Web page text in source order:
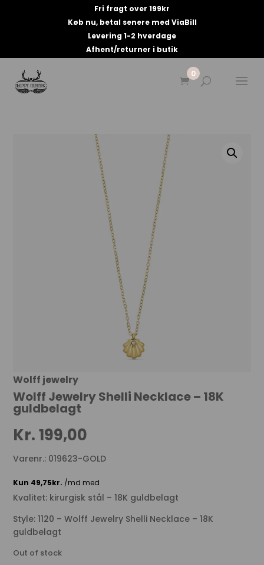
Fri fragt over 199kr
Køb nu, betal senere med ViaBill
Levering 1-2 hverdage
Afhent/returner i butik
0
Wolff jewelry
Wolff Jewelry Shelli Necklace – 18K
guldbelagt
Kr.199,00
Varenr.: 019623-GOLD
Kvalitet: kirurgisk stål – 18K guldbelagt
Style: 1120 – Wolff Jewelry Shelli Necklace – 18K
guldbelagt
Out of stock